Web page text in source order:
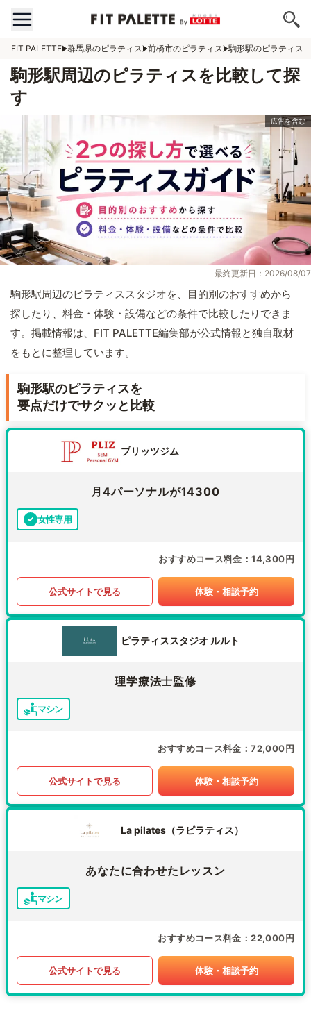
FIT PALETTE 群馬県のピラティス 前橋市のピラティス 駒形駅のピラティス
駒形駅周辺のピラティスを比較して探
す
最終更新日：2026/08/07
駒形駅周辺のピラティススタジオを、目的別のおすすめから
探したり、料金・体験・設備などの条件で比較したりできま
す。掲載情報は、FIT PALETTE編集部が公式情報と独自取材
をもとに整理しています。
駒形駅のピラティスを
要点だけでサクッと比較
プリッツジム
月4パーソナルが14300
女性専用
おすすめコース料金 14,300円
公式サイトで見る 体験・相談予約
ピラティススタジオ ルルト
理学療法士監修
マシン
おすすめコース料金 72,000円
公式サイトで見る 体験・相談予約
La pilates（ラピラティス）
あなたに合わせたレッスン
マシン
おすすめコース料金 22,000円
公式サイトで見る 体験・相談予約